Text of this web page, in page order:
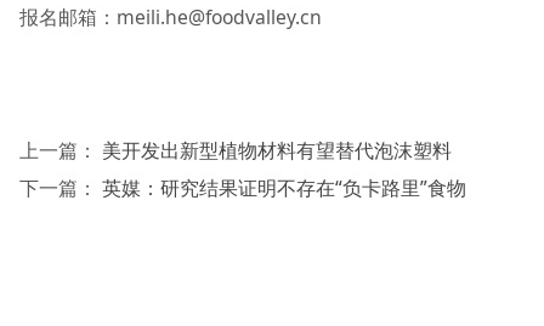
报名邮箱：meili.he@foodvalley.cn
上一篇： 美开发出新型植物材料有望替代泡沫塑料
下一篇： 英媒：研究结果证明不存在“负卡路里”食物